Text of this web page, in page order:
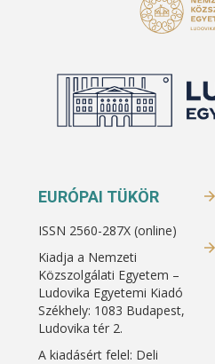
EURÓPAI TÜKÖR
ISSN 2560-287X (online)
Kiadja a Nemzeti
Közszolgálati Egyetem –
Ludovika Egyetemi Kiadó
Székhely: 1083 Budapest,
Ludovika tér 2.
A kiadásért felel: Deli